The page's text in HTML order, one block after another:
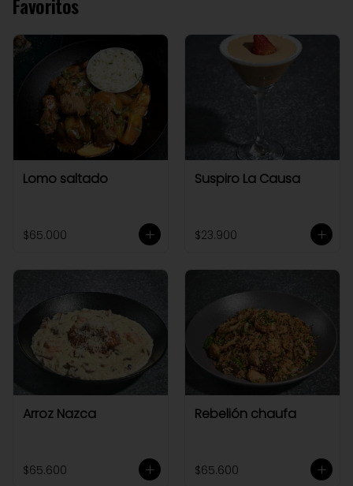
Lomo saltado
$65.000
Suspiro La Causa
$23.900
Arroz Nazca
$65.600
Rebelión chaufa
$65.600